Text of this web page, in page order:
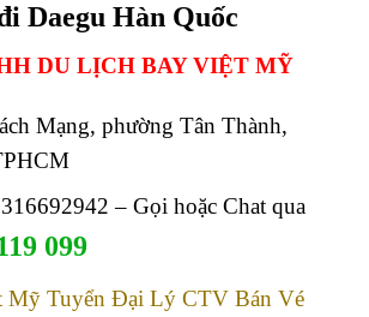
Daegu Hàn Quốc
DU LỊCH BAY VIỆT MỸ
Mạng, phường Tân Thành,
– Gọi hoặc Chat qua
099
Mỹ Tuyển Đại Lý CTV Bán Vé